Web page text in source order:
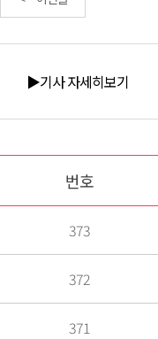
▶기사 자세히보기
번호
373
372
371